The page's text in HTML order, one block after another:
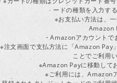
ードの種類を入力す
※お支払い方法は、一
Amazon
・Amazonアカウントで
※注文画面で支払方法に「Amazon Pay
ことでご利用
※Amazon Payに移動して
※ご利用には、Amazon